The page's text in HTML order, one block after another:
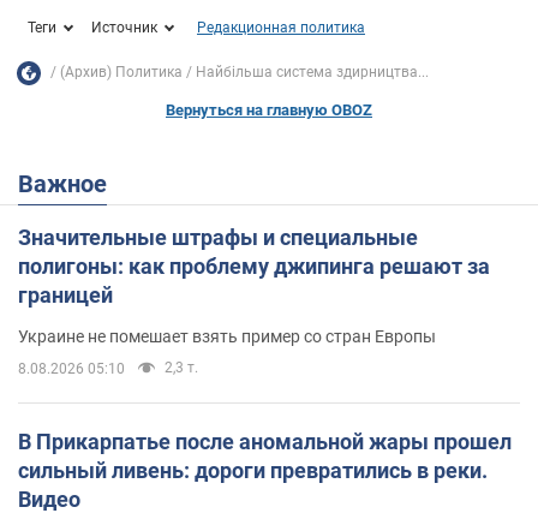
Теги Источник Редакционная политика
(Архив) Политика Найбільша система здирництва...
Вернуться на главную OBOZ
Важное
Значительные штрафы и специальные
полигоны: как проблему джипинга решают за
границей
Украине не помешает взять пример со стран Европы
8.08.2026 05:10 2,3 т.
В Прикарпатье после аномальной жары прошел
сильный ливень: дороги превратились в реки.
Видео